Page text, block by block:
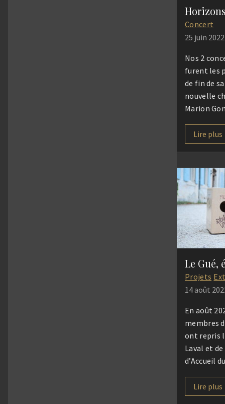
Concert
25 juin 2022
Nos 2
furent les
de fin de
nouvelle
Marion
monde
Vivre
cultivons à
25 juin
Ignace –
Lire plus
Le Gué,
Projets
14 août
En août
membres
ont repris
Laval et
d’Accueil
Musical !
de Diony’s
Lire plus